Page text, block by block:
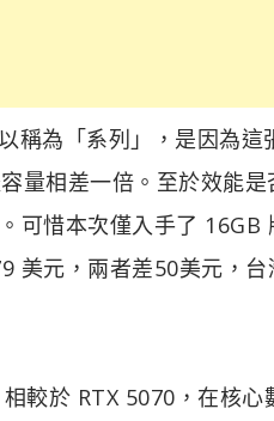
為「系列」，是因為這
量相差一倍。至於效能
可惜本次僅入手了 16GB
元，兩者差50美元，台
較於 RTX 5070，在核心